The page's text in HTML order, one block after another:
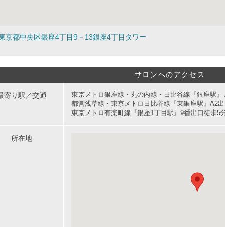
京都中央区銀座4丁目9－13銀座4丁目タワー
サロンへのアクセス
寄り駅／交通
東京メトロ銀座線・丸の内線・日比谷線『銀座駅』
都営浅草線・東京メトロ日比谷線『東銀座駅』A2
東京メトロ有楽町線『銀座1丁目駅』9番出口徒歩5
所在地